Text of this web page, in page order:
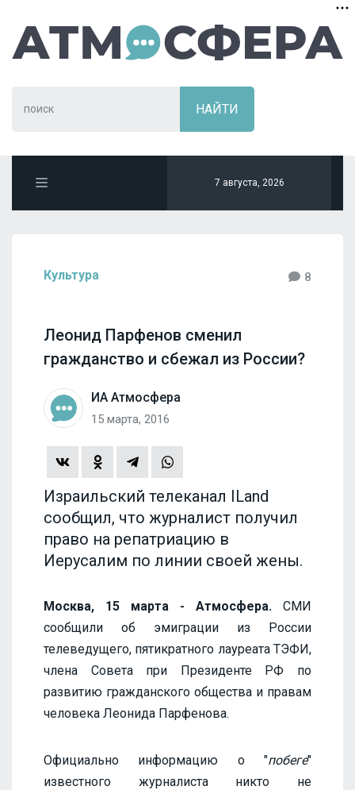
7 августа, 2026
Культура 8
Леонид Парфенов сменил
гражданство и сбежал из России?
ИА Атмосфера
15 марта, 2016
Израильский телеканал ILand
сообщил, что журналист получил
право на репатриацию в
Иерусалим по линии своей жены.
Москва, 15 марта - Атмосфера. СМИ
сообщили об эмиграции из России
телеведущего, пятикратного лауреата ТЭФИ,
члена Совета при Президенте РФ по
развитию гражданского общества и правам
человека Леонида Парфенова.
Официально информацию о "побеге"
известного журналиста никто не